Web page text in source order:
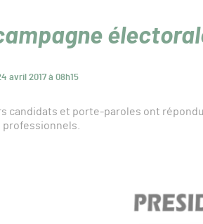
avril 2017 à 08h15
candidats et porte-paroles ont
professionnels.